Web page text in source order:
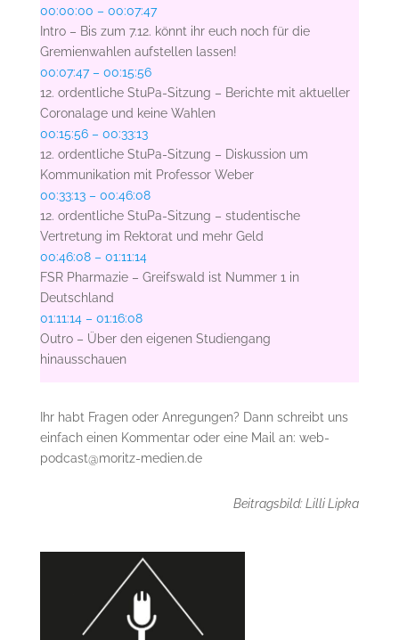
00:00:00 – 00:07:47
Intro – Bis zum 7.12. könnt ihr euch noch für die
Gremienwahlen aufstellen lassen!
00:07:47 – 00:15:56
12. ordentliche StuPa-Sitzung – Berichte mit aktueller
Coronalage und keine Wahlen
00:15:56 – 00:33:13
12. ordentliche StuPa-Sitzung – Diskussion um
Kommunikation mit Professor Weber
00:33:13 – 00:46:08
12. ordentliche StuPa-Sitzung – studentische
Vertretung im Rektorat und mehr Geld
00:46:08 – 01:11:14
FSR Pharmazie – Greifswald ist Nummer 1 in
Deutschland
01:11:14 – 01:16:08
Outro – Über den eigenen Studiengang
hinausschauen
Ihr habt Fragen oder Anregungen? Dann schreibt uns
einfach einen Kommentar oder eine Mail an: web-
podcast@moritz-medien.de
Beitragsbild: Lilli Lipka